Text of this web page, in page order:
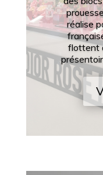
réalise
flottent